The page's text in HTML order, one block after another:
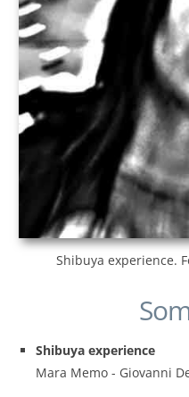
Shibuya experience.
Shibuya experience
Mara Memo - Giovanni